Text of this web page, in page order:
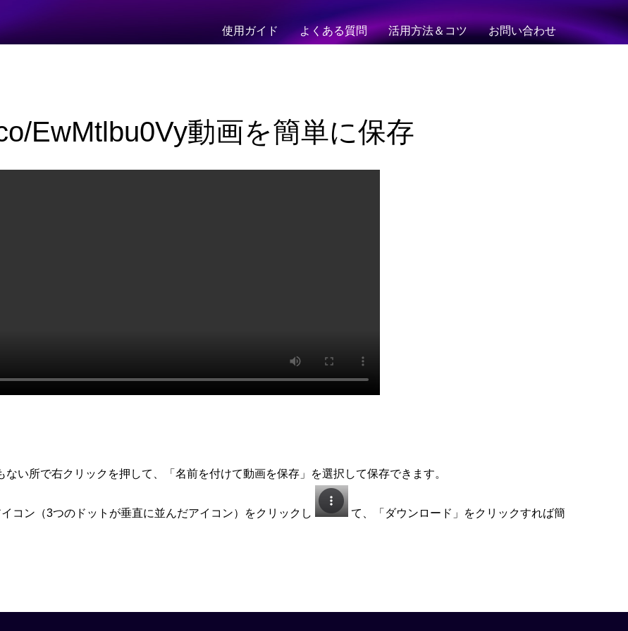
使用ガイド よくある質問 活用方法＆コツ お問い合わせ
EwMtlbu0Vy動画を簡単に保存
い所で右クリックを押して、「名前を付けて動画を保存」を選択して保存できます。
コン（3つのドットが垂直に並んだアイコン）をクリックし
て、「ダウンロード」をクリックすれば簡